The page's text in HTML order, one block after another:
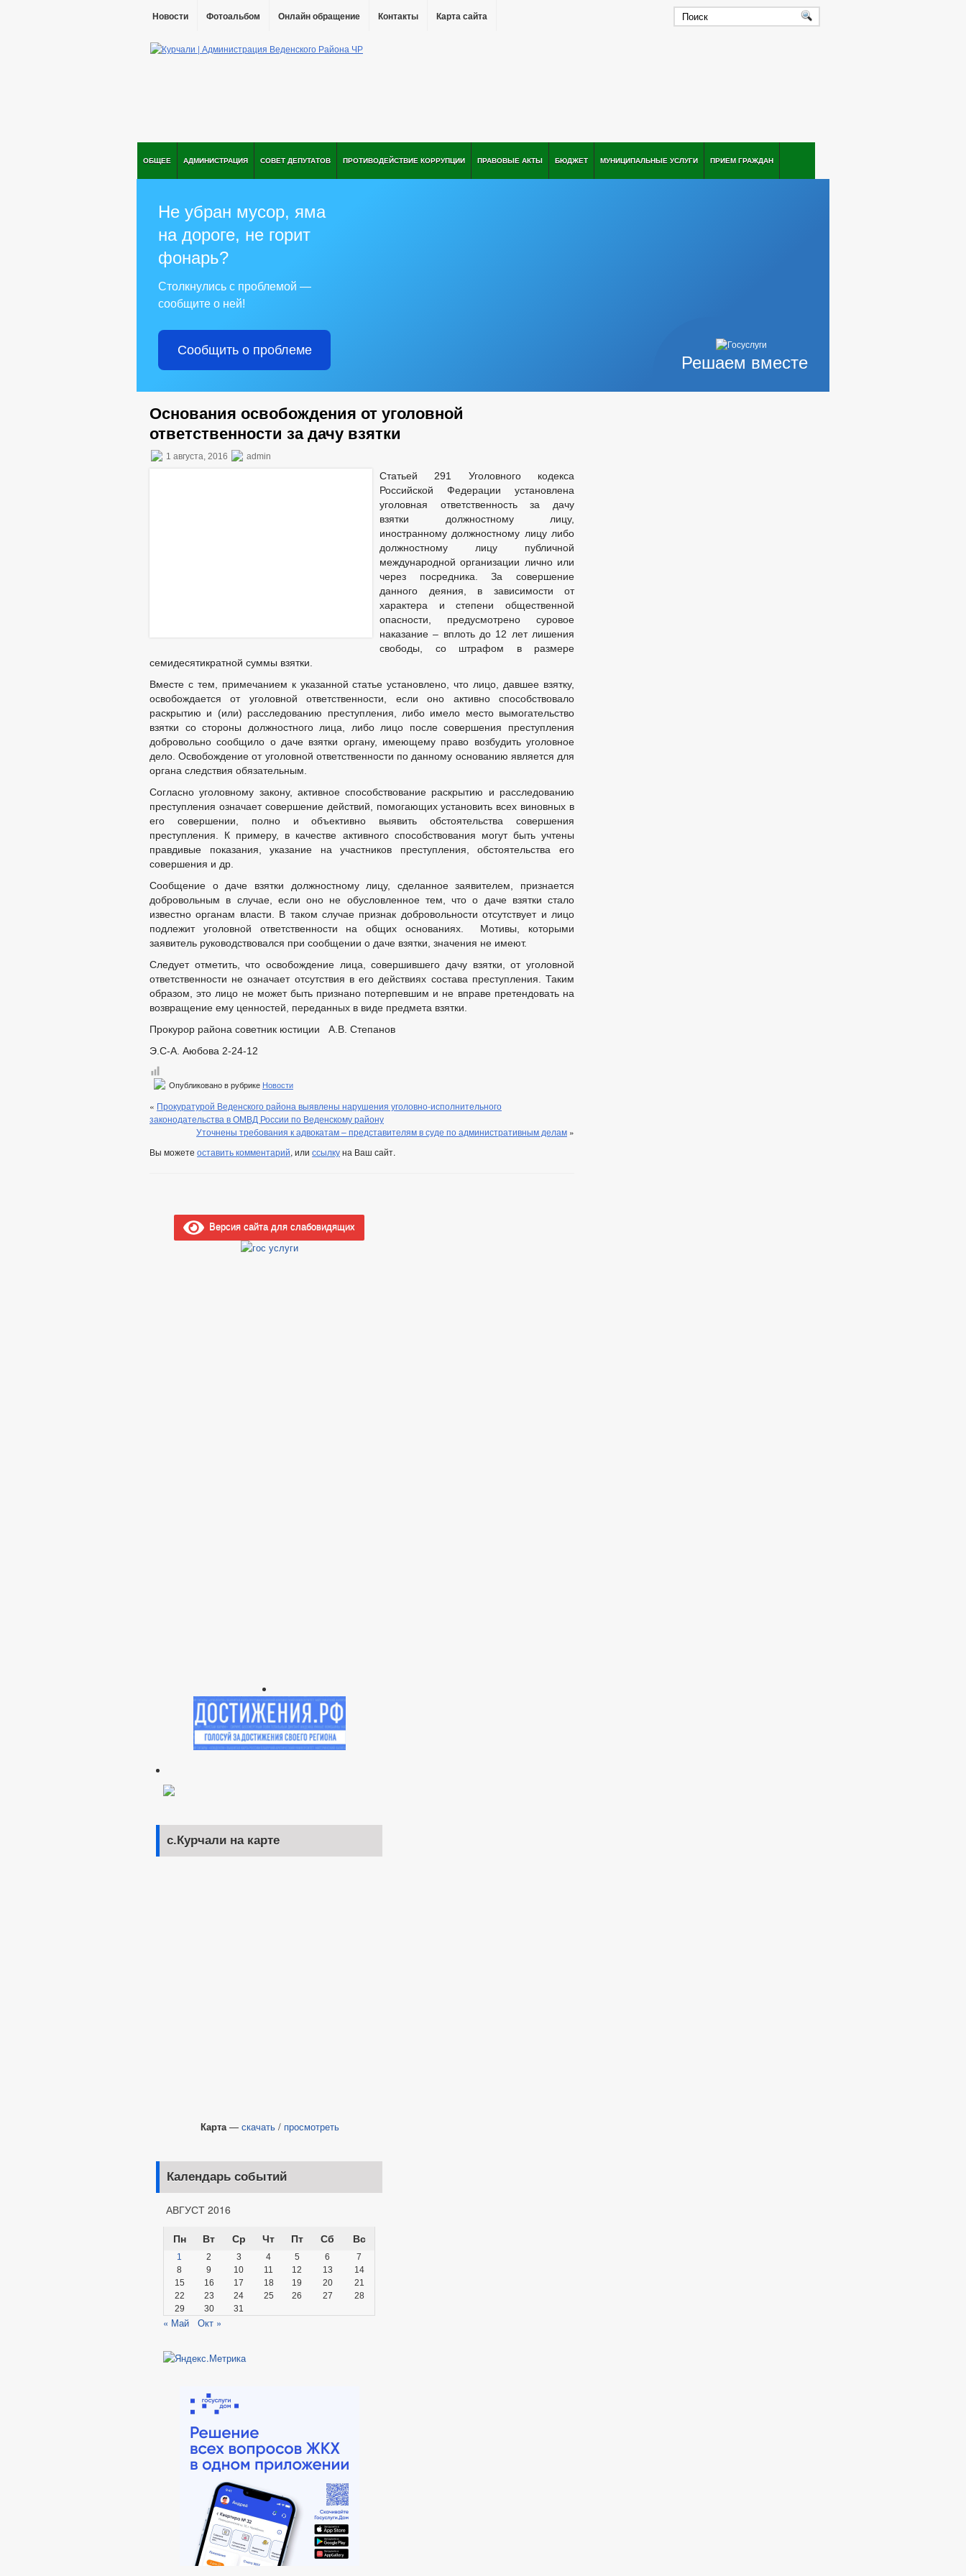
Новости Фотоальбом Онлайн обращение Контакты Карта сайта
ОБЩЕЕ АДМИНИСТРАЦИЯ СОВЕТ ДЕПУТАТОВ ПРОТИВОДЕЙСТВИЕ КОРРУПЦИИ ПРАВОВЫЕ АКТЫ БЮДЖЕТ МУНИЦИПАЛЬНЫЕ УСЛУГИ ПРИЕМ ГРАЖДАН
Решаем вместе
Не убран мусор, яма
на дороге, не горит
фонарь?
Столкнулись с проблемой —
сообщите о ней!
Сообщить о проблеме
Основания освобождения от уголовной
ответственности за дачу взятки
1 августа, 2016 admin
Статьей 291 Уголовного кодекса
Российской Федерации установлена
уголовная ответственность за дачу
взятки должностному лицу,
иностранному должностному лицу либо
должностному лицу публичной
международной организации лично или
через посредника. За совершение
данного деяния, в зависимости от
характера и степени общественной
опасности, предусмотрено суровое
наказание – вплоть до 12 лет лишения
свободы, со штрафом в размере
семидесятикратной суммы взятки.
Вместе с тем, примечанием к указанной статье установлено, что лицо, давшее взятку,
освобождается от уголовной ответственности, если оно активно способствовало
раскрытию и (или) расследованию преступления, либо имело место вымогательство
взятки со стороны должностного лица, либо лицо после совершения преступления
добровольно сообщило о даче взятки органу, имеющему право возбудить уголовное
дело. Освобождение от уголовной ответственности по данному основанию является для
органа следствия обязательным.
Согласно уголовному закону, активное способствование раскрытию и расследованию
преступления означает совершение действий, помогающих установить всех виновных в
его совершении, полно и объективно выявить обстоятельства совершения
преступления. К примеру, в качестве активного способствования могут быть учтены
правдивые показания, указание на участников преступления, обстоятельства его
совершения и др.
Сообщение о даче взятки должностному лицу, сделанное заявителем, признается
добровольным в случае, если оно не обусловленное тем, что о даче взятки стало
известно органам власти. В таком случае признак добровольности отсутствует и лицо
подлежит уголовной ответственности на общих основаниях. Мотивы, которыми
заявитель руководствовался при сообщении о даче взятки, значения не имеют.
Следует отметить, что освобождение лица, совершившего дачу взятки, от уголовной
ответственности не означает отсутствия в его действиях состава преступления. Таким
образом, это лицо не может быть признано потерпевшим и не вправе претендовать на
возвращение ему ценностей, переданных в виде предмета взятки.
Прокурор района советник юстиции А.В. Степанов
Э.С-А. Аюбова 2-24-12
Опубликовано в рубрике Новости
« Прокуратурой Веденского района выявлены нарушения уголовно-исполнительного
законодательства в ОМВД России по Веденскому району
Уточнены требования к адвокатам – представителям в суде по административным делам »
Вы можете оставить комментарий, или ссылкуна Ваш сайт.
Версия сайта для слабовидящих
с.Курчали на карте
Карта — скачать / просмотреть
Календарь событий
АВГУСТ 2016
Пн
Вт Ср Чт Пт Сб Вс
1 2 3 4 5 6
7
8
9 10 11 12 13
14
15
16 17 18 19 20
21
22
23 24 25 26 27
28
29
30 31
« Май Окт »